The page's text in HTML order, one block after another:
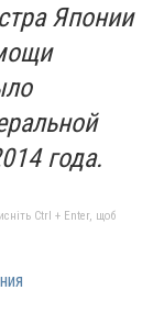
Японии
года.
Ctrl + Enter, щоб